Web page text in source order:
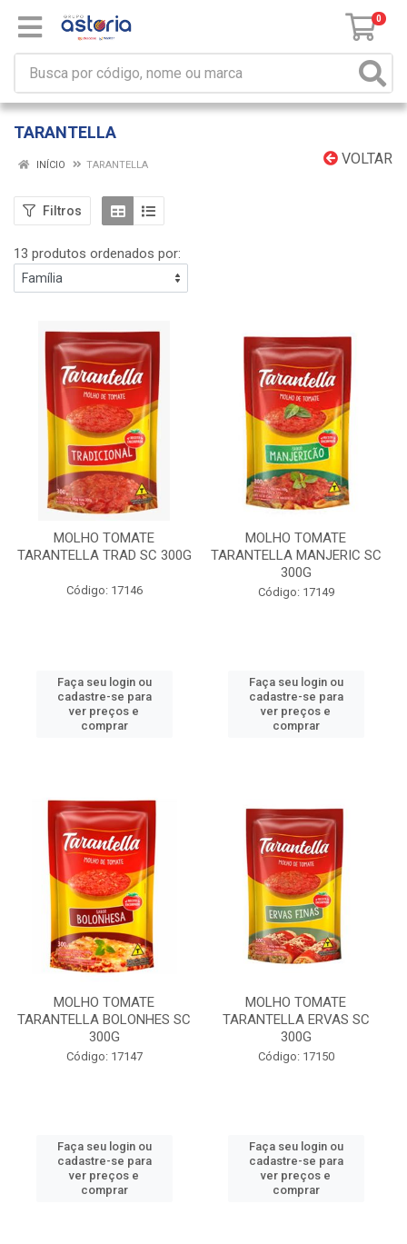
0
TARANTELLA
VOLTAR
INÍCIO TARANTELLA
Filtros
13 produtos ordenados por:
MOLHO TOMATE
TARANTELLA TRAD SC 300G
Código: 17146
Faça seu login ou
cadastre-se para
ver preços e
comprar
MOLHO TOMATE
TARANTELLA MANJERIC SC
300G
Código: 17149
Faça seu login ou
cadastre-se para
ver preços e
comprar
MOLHO TOMATE
TARANTELLA BOLONHES SC
300G
Código: 17147
Faça seu login ou
cadastre-se para
ver preços e
comprar
MOLHO TOMATE
TARANTELLA ERVAS SC
300G
Código: 17150
Faça seu login ou
cadastre-se para
ver preços e
comprar